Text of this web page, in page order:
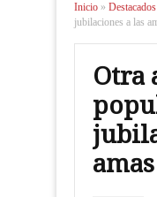
Inicio » Destacados
jubilaciones a las
Otra